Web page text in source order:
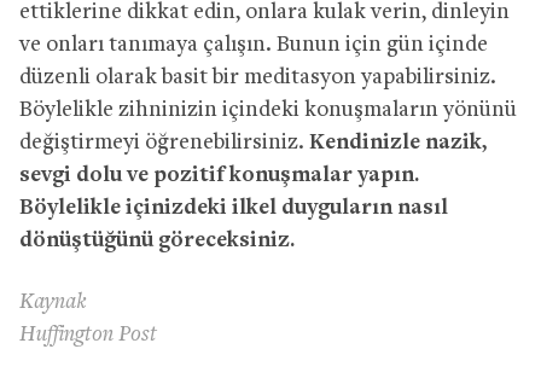
ettiklerine dikkat edin, onlara kulak verin, dinleyin
ve onları tanımaya çalışın. Bunun için gün içinde
düzenli olarak basit bir meditasyon yapabilirsiniz.
Böylelikle zihninizin içindeki konuşmaların yönünü
değiştirmeyi öğrenebilirsiniz. Kendinizle nazik,
sevgi dolu ve pozitif konuşmalar yapın.
Böylelikle içinizdeki ilkel duyguların nasıl
dönüştüğünü göreceksiniz.
Kaynak
Huffington Post